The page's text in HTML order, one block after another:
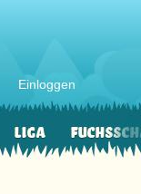
Einloggen
Liga